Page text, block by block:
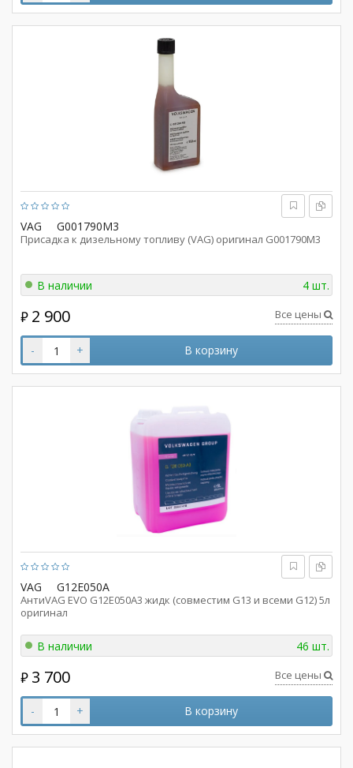
VAG G001790M3
Присадка к дизельному топливу (VAG) оригинал G001790M3
В наличии 4 шт.
₽ 2 900 Все цены
- + В корзину
VAG G12E050A
АнтиVAG EVO G12E050A3 жидк (совместим G13 и всеми G12) 5л
оригинал
В наличии 46 шт.
₽ 3 700 Все цены
- + В корзину